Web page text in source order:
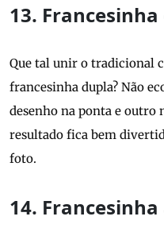
13.
Que tal unir o tradicional
francesinha dupla? Não
desenho na ponta e outro
resultado fica bem
foto.
14.